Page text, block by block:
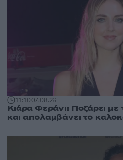
11:1007.08.26
Κιάρα Φεράνι: Ποζάρει
και απολαμβάνει το